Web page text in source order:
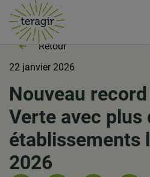
Retour
22 janvier 2026
Nouveau
Verte avec plus
établissements
2026